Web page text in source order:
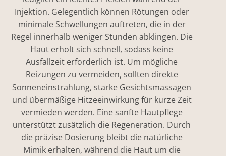
Injektion. Gelegentlich können Rötungen oder
minimale Schwellungen auftreten, die in der
Regel innerhalb weniger Stunden abklingen. Die
Haut erholt sich schnell, sodass keine
Ausfallzeit erforderlich ist. Um mögliche
Reizungen zu vermeiden, sollten direkte
Sonneneinstrahlung, starke Gesichtsmassagen
und übermäßige Hitzeeinwirkung für kurze Zeit
vermieden werden. Eine sanfte Hautpflege
unterstützt zusätzlich die Regeneration. Durch
die präzise Dosierung bleibt die natürliche
Mimik erhalten, während die Haut um die